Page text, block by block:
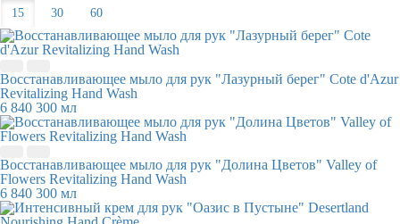
15 30 60
Восстанавливающее мыло для рук "Лазурный берег" Cote d'Azur
Revitalizing Hand Wash
6 840 300 мл
Восстанавливающее мыло для рук "Долина Цветов" Valley of
Flowers Revitalizing Hand Wash
6 840 300 мл